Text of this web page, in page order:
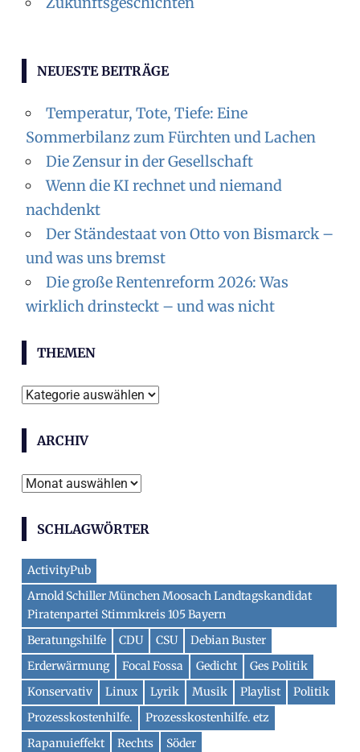
NEUESTE BEITRÄGE
Temperatur, Tote, Tiefe: Eine
Sommerbilanz zum Fürchten und Lachen
Die Zensur in der Gesellschaft
Wenn die KI rechnet und niemand
nachdenkt
Der Ständestaat von Otto von Bismarck –
und was uns bremst
Die große Rentenreform 2026: Was
wirklich drinsteckt – und was nicht
THEMEN
Themen
ARCHIV
Archiv
SCHLAGWÖRTER
ActivityPub
Arnold Schiller München Moosach Landtagskandidat
Piratenpartei Stimmkreis 105 Bayern
Beratungshilfe
CDU CSU
Debian Buster
Erderwärmung
Focal Fossa Gedicht
Ges Politik
Konservativ
Linux Lyrik Musik Playlist
Politik
Prozesskostenhilfe.
Prozesskostenhilfe. etz
Rapanuieffekt
Rechts
Söder